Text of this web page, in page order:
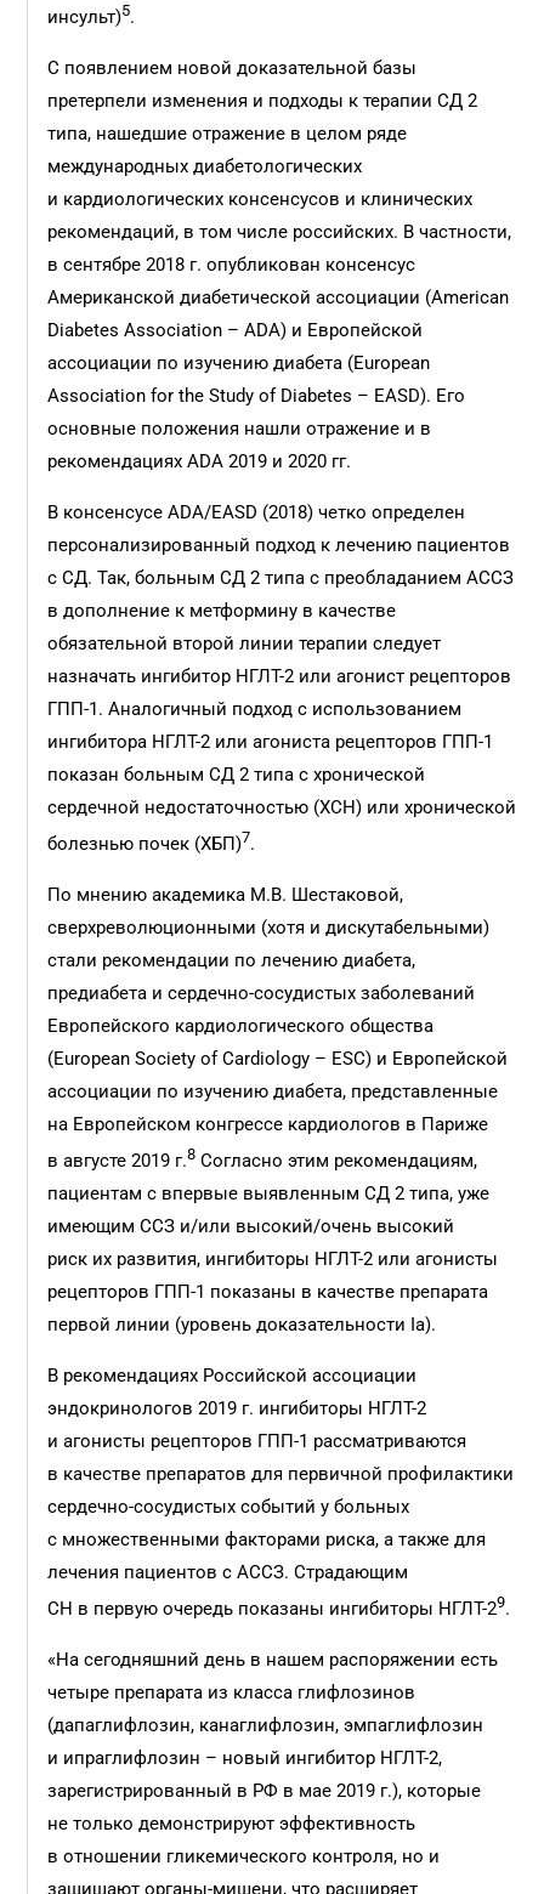
инсульт)5.
С появлением новой доказательной базы
претерпели изменения и подходы к терапии СД 2
типа, нашедшие отражение в целом ряде
международных диабетологических
и кардиологических консенсусов и клинических
рекомендаций, в том числе российских. В частности,
в сентябре 2018 г. опубликован консенсус
Американской диабетической ассоциации (American
Diabetes Association – ADA) и Европейской
ассоциации по изучению диабета (European
Association for the Study of Diabetes – EASD). Его
основные положения нашли отражение и в
рекомендациях ADA 2019 и 2020 гг.
В консенсусе ADA/EASD (2018) четко определен
персонализированный подход к лечению пациентов
с СД. Так, больным СД 2 типа с преобладанием АССЗ
в дополнение к метформину в качестве
обязательной второй линии терапии следует
назначать ингибитор НГЛТ-2 или агонист рецепторов
ГПП-1. Аналогичный подход с использованием
ингибитора НГЛТ-2 или агониста рецепторов ГПП-1
показан больным СД 2 типа с хронической
сердечной недостаточностью (ХСН) или хронической
болезнью почек (ХБП)7.
По мнению академика М.В. Шестаковой,
сверхреволюционными (хотя и дискутабельными)
стали рекомендации по лечению диабета,
предиабета и сердечно-сосудистых заболеваний
Европейского кардиологического общества
(European Society of Cardiology – ESC) и Европейской
ассоциации по изучению диабета, представленные
на Европейском конгрессе кардиологов в Париже
в августе 2019 г.8 Согласно этим рекомендациям,
пациентам с впервые выявленным СД 2 типа, уже
имеющим ССЗ и/или высокий/очень высокий
риск их развития, ингибиторы НГЛТ-2 или агонисты
рецепторов ГПП-1 показаны в качестве препарата
первой линии (уровень доказательности Ia).
В рекомендациях Российской ассоциации
эндокринологов 2019 г. ингибиторы НГЛТ-2
и агонисты рецепторов ГПП-1 рассматриваются
в качестве препаратов для первичной профилактики
сердечно-сосудистых событий у больных
с множественными факторами риска, а также для
лечения пациентов с АССЗ. Страдающим
СН в первую очередь показаны ингибиторы НГЛТ-29.
«На сегодняшний день в нашем распоряжении есть
четыре препарата из класса глифлозинов
(дапаглифлозин, канаглифлозин, эмпаглифлозин
и ипраглифлозин – новый ингибитор НГЛТ-2,
зарегистрированный в РФ в мае 2019 г.), которые
не только демонстрируют эффективность
в отношении гликемического контроля, но и
защищают органы-мишени, что расширяет